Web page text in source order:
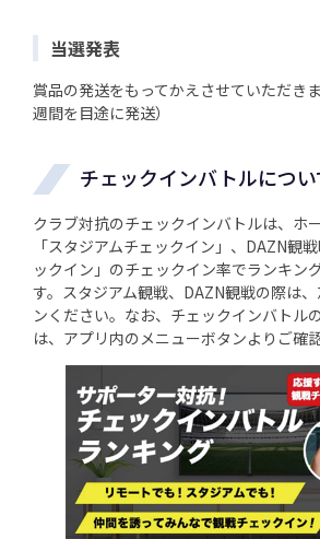
当選発表
賞品の発送をもってかえさせていただき
週間を目途に発送）
チェックインバトルについ
クラブ対抗のチェックインバトルは、ホ
「スタジアムチェックイン」、DAZN観
ックイン」のチェックイン率でランキン
す。スタジアム観戦、DAZN観戦の際は
ンください。なお、チェックインバトル
は、アプリ内のメニューボタンよりご確